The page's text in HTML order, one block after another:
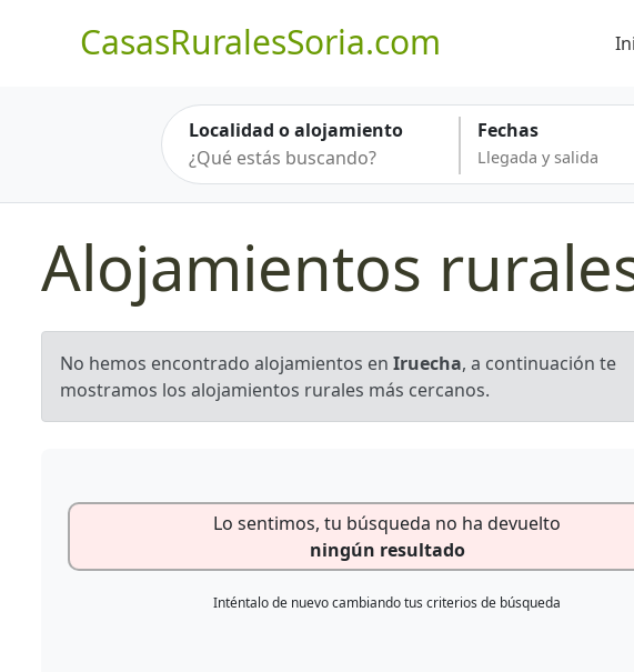
CasasRuralesSoria.com
Localidad o alojamiento Fechas
Alojamientos
No hemos encontrado alojamientos en Iruecha, a continuación te
mostramos los alojamientos rurales más cercanos.
Lo sentimos, tu búsqueda no ha devuelto
ningún resultado
Inténtalo de nuevo cambiando tus criterios de búsqueda